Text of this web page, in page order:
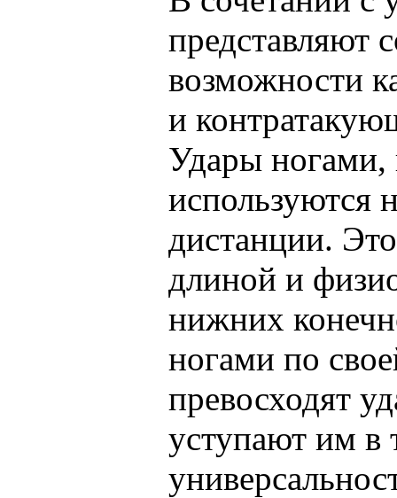
представляют
возможности
и
Удары ногами,
используются
дистанции.
длиной и
нижних
ногами по
превосходят
уступают им в